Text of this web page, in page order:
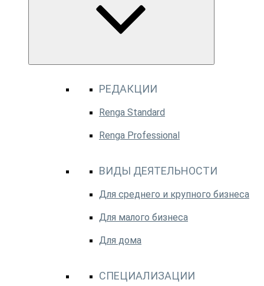
РЕДАКЦИИ
Renga Standard
Renga Professional
ВИДЫ ДЕЯТЕЛЬНОСТИ
Для среднего и крупного бизнеса
Для малого бизнеса
Для дома
СПЕЦИАЛИЗАЦИИ